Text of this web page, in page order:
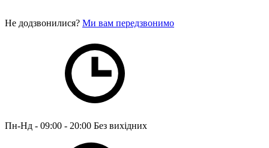
Не додзвонилися? Ми вам передзвонимо
Пн-Нд - 09:00 - 20:00 Без вихідних